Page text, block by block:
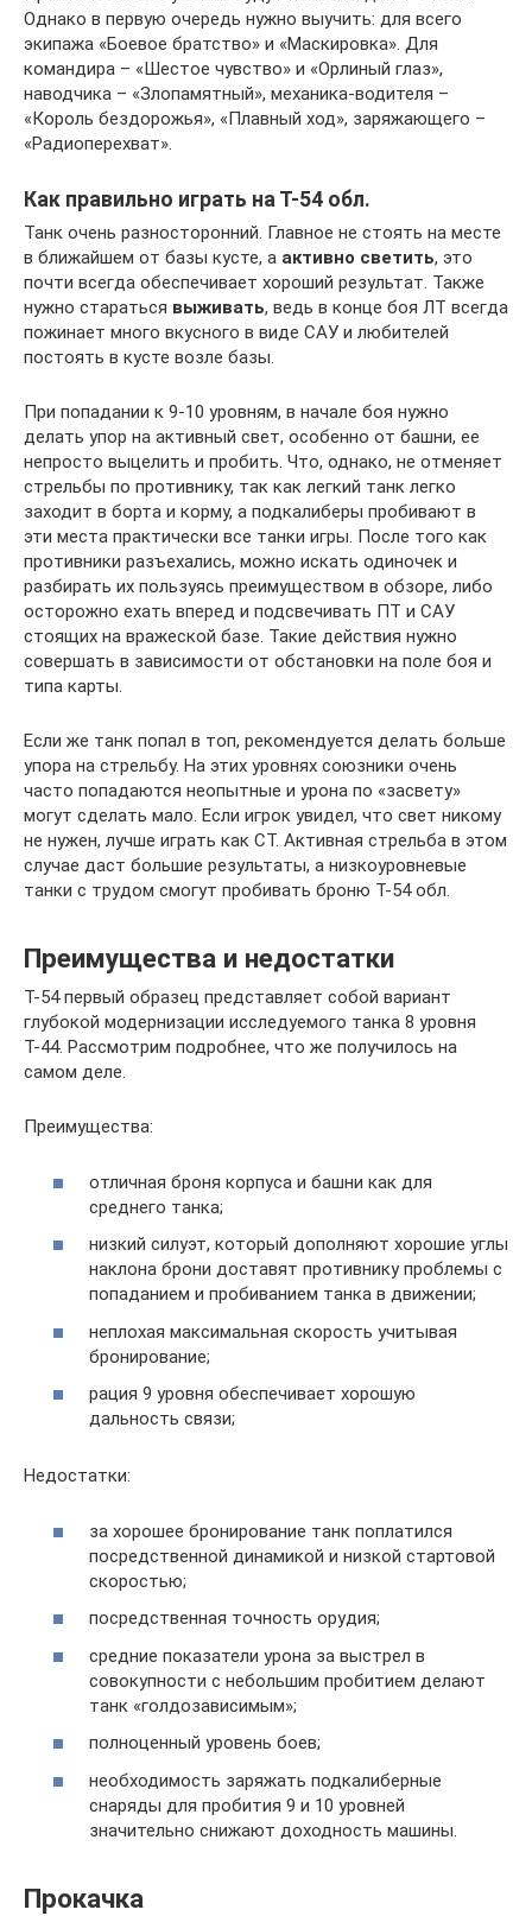
Однако в первую очередь нужно выучить: для всего
экипажа «Боевое братство» и «Маскировка». Для
командира – «Шестое чувство» и «Орлиный глаз»,
наводчика – «Злопамятный», механика-водителя –
«Король бездорожья», «Плавный ход», заряжающего –
«Радиоперехват».
Как правильно играть на Т-54 обл.
Танк очень разносторонний. Главное не стоять на месте
в ближайшем от базы кусте, а активно светить, это
почти всегда обеспечивает хороший результат. Также
нужно стараться выживать, ведь в конце боя ЛТ всегда
пожинает много вкусного в виде САУ и любителей
постоять в кусте возле базы.
При попадании к 9-10 уровням, в начале боя нужно
делать упор на активный свет, особенно от башни, ее
непросто выцелить и пробить. Что, однако, не отменяет
стрельбы по противнику, так как легкий танк легко
заходит в борта и корму, а подкалиберы пробивают в
эти места практически все танки игры. После того как
противники разъехались, можно искать одиночек и
разбирать их пользуясь преимуществом в обзоре, либо
осторожно ехать вперед и подсвечивать ПТ и САУ
стоящих на вражеской базе. Такие действия нужно
совершать в зависимости от обстановки на поле боя и
типа карты.
Если же танк попал в топ, рекомендуется делать больше
упора на стрельбу. На этих уровнях союзники очень
часто попадаются неопытные и урона по «засвету»
могут сделать мало. Если игрок увидел, что свет никому
не нужен, лучше играть как СТ. Активная стрельба в этом
случае даст большие результаты, а низкоуровневые
танки с трудом смогут пробивать броню Т-54 обл.
Преимущества и недостатки
Т-54 первый образец представляет собой вариант
глубокой модернизации исследуемого танка 8 уровня
Т-44. Рассмотрим подробнее, что же получилось на
самом деле.
Преимущества:
отличная броня корпуса и башни как для
среднего танка;
низкий силуэт, который дополняют хорошие углы
наклона брони доставят противнику проблемы с
попаданием и пробиванием танка в движении;
неплохая максимальная скорость учитывая
бронирование;
рация 9 уровня обеспечивает хорошую
дальность связи;
Недостатки:
за хорошее бронирование танк поплатился
посредственной динамикой и низкой стартовой
скоростью;
посредственная точность орудия;
средние показатели урона за выстрел в
совокупности с небольшим пробитием делают
танк «голдозависимым»;
полноценный уровень боев;
необходимость заряжать подкалиберные
снаряды для пробития 9 и 10 уровней
значительно снижают доходность машины.
Прокачка